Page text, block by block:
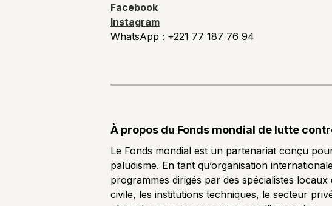
Facebook
Instagram
WhatsApp : +221 77 187 76 94
À propos du Fonds mondial de lutte
Le Fonds mondial est un partenariat conçu
paludisme. En tant qu’organisation
programmes dirigés par des spécialistes
civile, les institutions techniques, le secteur